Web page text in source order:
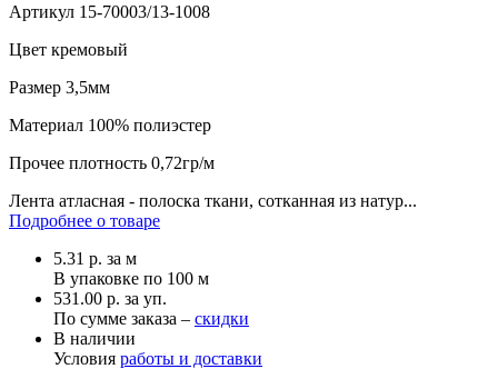
Артикул 15-70003/13-1008
Цвет кремовый
Размер 3,5мм
Материал 100% полиэстер
Прочее плотность 0,72гр/м
Лента атласная - полоска ткани, сотканная из натур...
Подробнее о товаре
5.31 р. за м
В упаковке по 100 м
531.00 р. за уп.
По сумме заказа – скидки
В наличии
Условия работы и доставки